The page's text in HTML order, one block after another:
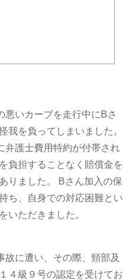
悪いカーブを走行中にBさ
我を負ってしまいました。
弁護士費用特約が付帯され
負担することなく賠償金を
りました。
Bさん加入の保
ち、自身での対応困難とい
いただきました。
故に遭い、その際、頸部及
４級９号の認定を受けてお